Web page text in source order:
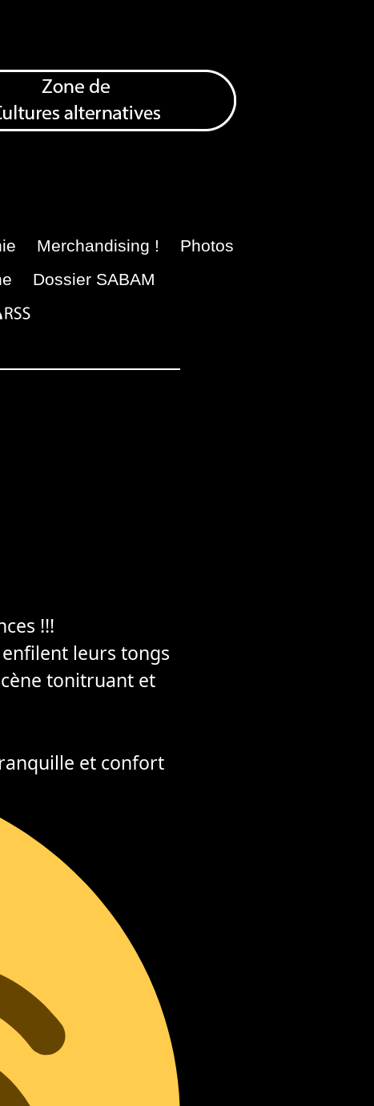
Merchandising !
Photos
Dossier SABAM
!!!
enfilent leurs tongs
tonitruant et
et confort